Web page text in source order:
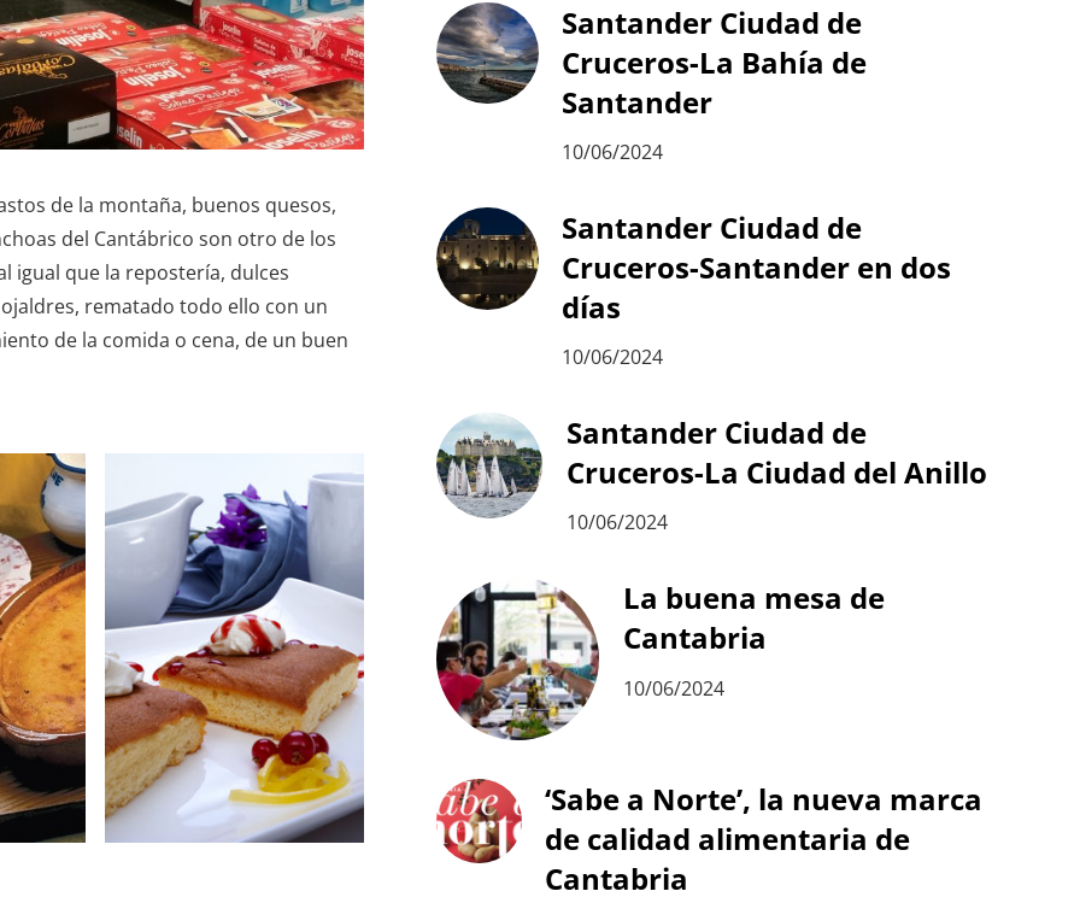
de la montaña, buenos quesos,
del Cantábrico son otro de los
igual que la repostería, dulces
rematado todo ello con un
de la comida o cena, de un buen
Santander Ciudad de
Cruceros-La Bahía de
Santander
10/06/2024
Santander Ciudad de
Cruceros-Santander en dos
días
10/06/2024
Santander Ciudad de
Cruceros-La Ciudad del Anillo
10/06/2024
La buena mesa de
Cantabria
10/06/2024
‘Sabe a Norte’, la nueva marca
de calidad alimentaria de
Cantabria